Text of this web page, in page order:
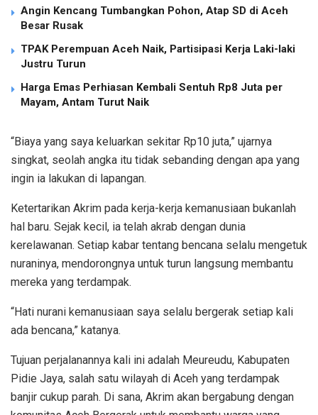
Angin Kencang Tumbangkan Pohon, Atap SD di Aceh
Besar Rusak
TPAK Perempuan Aceh Naik, Partisipasi Kerja Laki-laki
Justru Turun
Harga Emas Perhiasan Kembali Sentuh Rp8 Juta per
Mayam, Antam Turut Naik
“Biaya yang saya keluarkan sekitar Rp10 juta,” ujarnya
singkat, seolah angka itu tidak sebanding dengan apa yang
ingin ia lakukan di lapangan.
Ketertarikan Akrim pada kerja-kerja kemanusiaan bukanlah
hal baru. Sejak kecil, ia telah akrab dengan dunia
kerelawanan. Setiap kabar tentang bencana selalu mengetuk
nuraninya, mendorongnya untuk turun langsung membantu
mereka yang terdampak.
“Hati nurani kemanusiaan saya selalu bergerak setiap kali
ada bencana,” katanya.
Tujuan perjalanannya kali ini adalah Meureudu, Kabupaten
Pidie Jaya, salah satu wilayah di Aceh yang terdampak
banjir cukup parah. Di sana, Akrim akan bergabung dengan